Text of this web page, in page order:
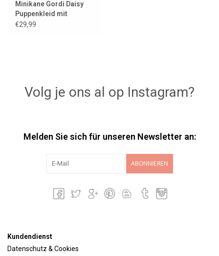
Minikane Gordi Daisy
Puppenkleid mit
Haarband / Ortie
€29,99
Volg je ons al op Instagram?
Melden Sie sich für unseren Newsletter an:
ABONNIEREN
Kundendienst
Datenschutz & Cookies